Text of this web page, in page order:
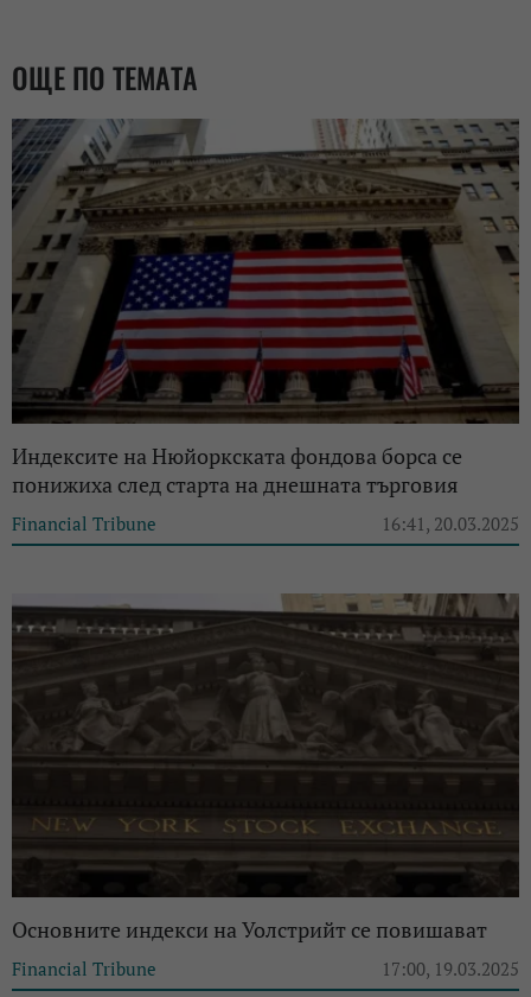
ОЩЕ ПО ТЕМАТА
Индексите на Нюйоркската фондова борса се
понижиха след старта на днешната търговия
Financial Tribune 16:41, 20.03.2025
Основните индекси на Уолстрийт се повишават
Financial Tribune 17:00, 19.03.2025